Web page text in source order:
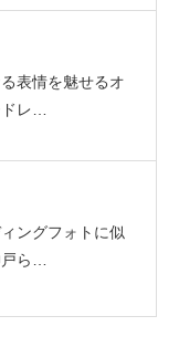
表情を魅せるオ
レ…
ングフォトに似
ら…